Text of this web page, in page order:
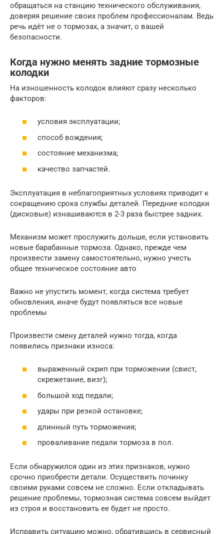
обращаться на станцию технического обслуживания,
доверяя решение своих проблем профессионалам. Ведь
речь идёт не о тормозах, а значит, о вашей
безопасности.
Когда нужно менять задние тормозные
колодки
На изношенность колодок влияют сразу несколько
факторов:
условия эксплуатации;
способ вождения;
состояние механизма;
качество запчастей.
Эксплуатация в неблагоприятных условиях приводит к
сокращению срока службы деталей. Передние колодки
(дисковые) изнашиваются в 2-3 раза быстрее задних.
Механизм может прослужить дольше, если установить
новые барабанные тормоза. Однако, прежде чем
произвести замену самостоятельно, нужно учесть
общее техническое состояние авто
Важно не упустить момент, когда система требует
обновления, иначе будут появляться все новые
проблемы
Произвести смену деталей нужно тогда, когда
появились признаки износа:
выраженный скрип при торможении (свист,
скрежетание, визг);
большой ход педали;
удары при резкой остановке;
длинный путь торможения;
проваливание педали тормоза в пол.
Если обнаружился один из этих признаков, нужно
срочно приобрести детали. Осуществить починку
своими руками совсем не сложно. Если откладывать
решение проблемы, тормозная система совсем выйдет
из строя и восстановить ее будет не просто.
Исправить ситуацию можно, обратившись в сервисный